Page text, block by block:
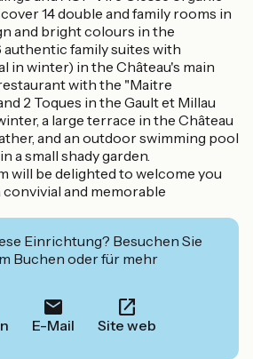
14 double and family rooms in
and bright colours in the
authentic family suites with
in winter) in the Château's main
with the "Maitre
2 Toques in the Gault et Millau
a large terrace in the Château
and an outdoor swimming pool
a small shady garden.
will be delighted to welcome you
convivial and memorable
Einrichtung? Besuchen Sie
Buchen oder für mehr
E-Mail Site web